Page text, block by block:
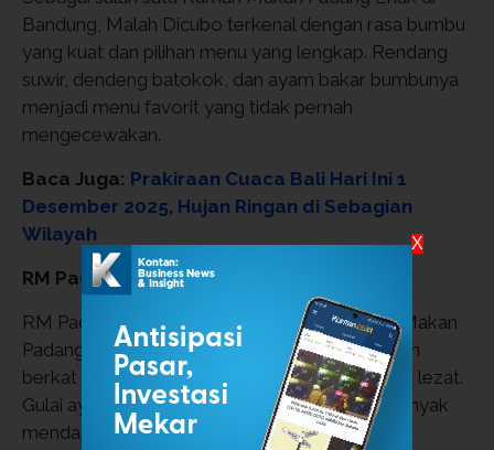
Bandung, Malah Dicubo terkenal dengan rasa bumbu
yang kuat dan pilihan menu yang lengkap. Rendang
suwir, dendeng batokok, dan ayam bakar bumbunya
menjadi menu favorit yang tidak pernah
mengecewakan.
Baca Juga: Prakiraan Cuaca Bali Hari Ini 1
Desember 2025, Hujan Ringan di Sebagian
Wilayah
RM Padang Keren
RM Padang Keren menjadi salah satu Rumah Makan
Padang Enak di Bandung yang tengah naik daun
berkat sajian yang rapi dan rasa yang konsisten lezat.
Gulai ayam kampung dan sambal merahnya banyak
mendapat pujian dari para pelanggan.
X